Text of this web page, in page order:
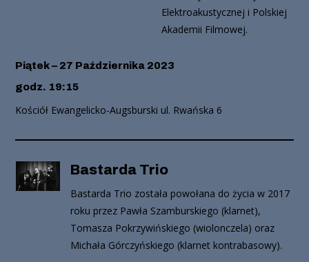
Elektroakustycznej i Polskiej
Akademii Filmowej.
Piątek – 27 Października 2023
godz. 19:15
Kościół Ewangelicko-Augsburski ul. Rwańska 6
Bastarda Trio
Bastarda Trio została powołana do życia w 2017
roku przez Pawła Szamburskiego (klarnet),
Tomasza Pokrzywińskiego (wiolonczela) oraz
Michała Górczyńskiego (klarnet kontrabasowy).